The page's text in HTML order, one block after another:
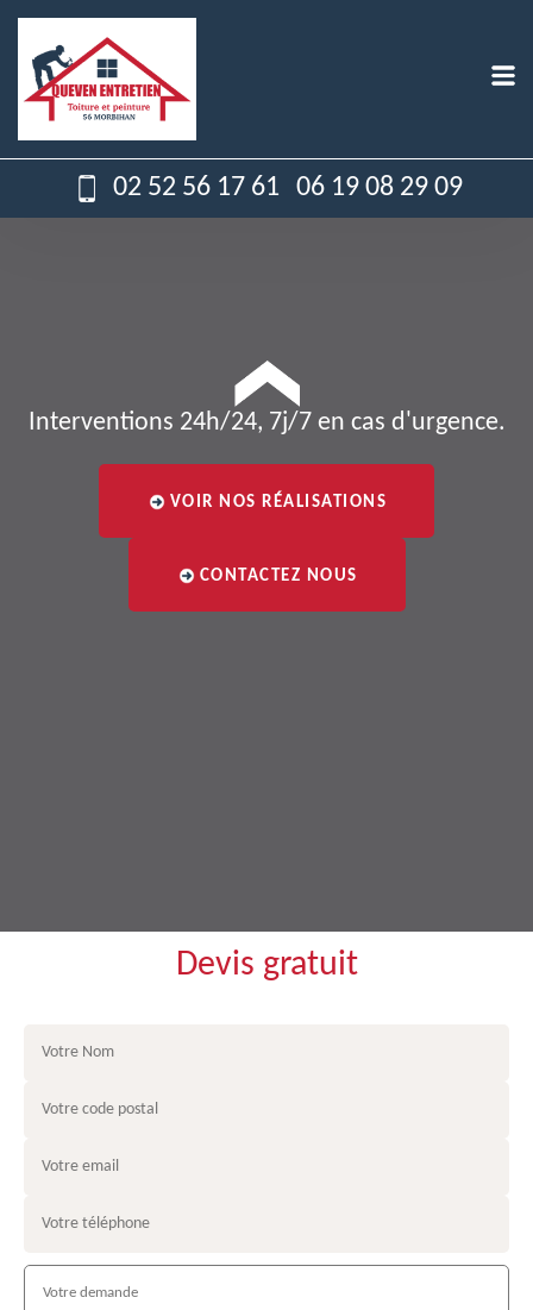
02 52 56 17 61 06 19 08 29 09
Interventions 24h/24, 7j/7 en cas d'urgence.
VOIR NOS RÉALISATIONS
CONTACTEZ NOUS
Devis gratuit